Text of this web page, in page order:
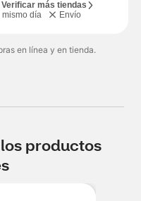
Verificar más tiendas
mismo día
Envío
en línea y en tienda.
productos